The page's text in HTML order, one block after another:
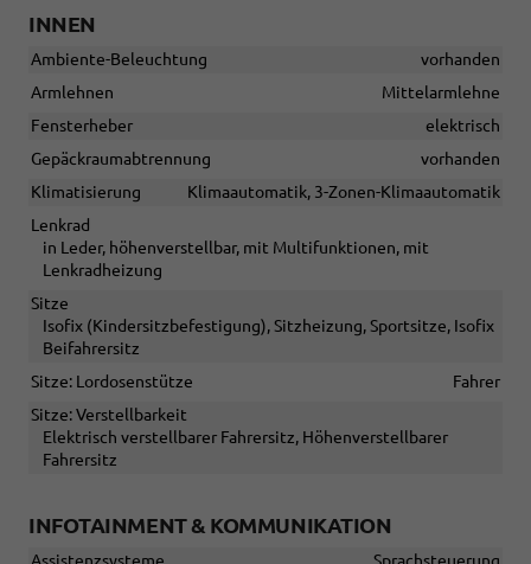
INNEN
Ambiente-Beleuchtung
vorhanden
Armlehnen
Mittelarmlehne
Fensterheber
elektrisch
Gepäckraumabtrennung
vorhanden
Klimatisierung
Klimaautomatik, 3-Zonen-Klimaautomatik
Lenkrad
in Leder, höhenverstellbar, mit Multifunktionen, mit
Lenkradheizung
Sitze
Isofix (Kindersitzbefestigung), Sitzheizung, Sportsitze, Isofix
Beifahrersitz
Sitze: Lordosenstütze
Fahrer
Sitze: Verstellbarkeit
Elektrisch verstellbarer Fahrersitz, Höhenverstellbarer
Fahrersitz
INFOTAINMENT & KOMMUNIKATION